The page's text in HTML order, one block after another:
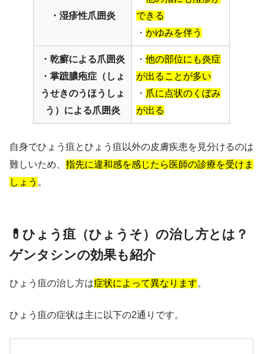
・湿疹性爪囲炎
できる
・ かゆみを伴う
・乾癬による爪囲炎
・掌蹠膿疱症（しょ
うせきのうほうしょ
う）による爪囲炎
・ 他の部位にも炎症
が出ることが多い
・ 爪に点状のくぼみ
が出る
自身でひょう疽とひょう疽以外の皮膚疾患を見分けるのは
難しいため、 指先に違和感を感じたら医師の診療を受けま
しょう 。
💊ひょう疽（ひょうそ）の治し方とは？
ゲンタシンの効果も紹介
ひょう疽の治し方は症状によって異なります。
ひょう疽の症状は主に以下の2通りです。